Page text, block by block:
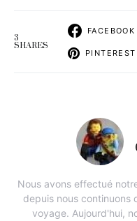
3
SHARES
FACEBOOK
PINTEREST
Nous avons effectué
depuis nous continuons
voyage. Aujourd'hui,